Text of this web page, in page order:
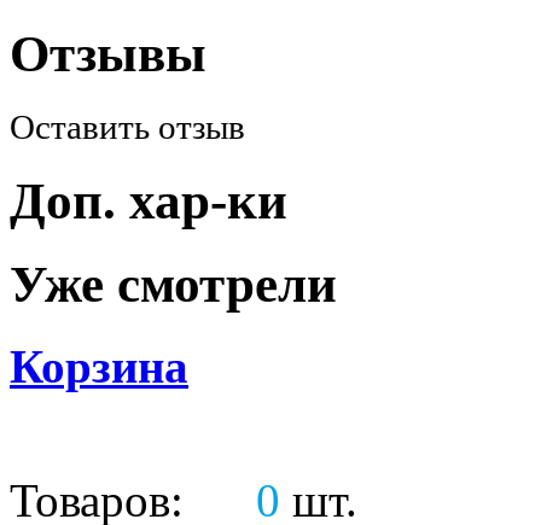
Отзывы
Оставить отзыв
Доп. хар-ки
Уже смотрели
Корзина
Товаров: 0 шт.